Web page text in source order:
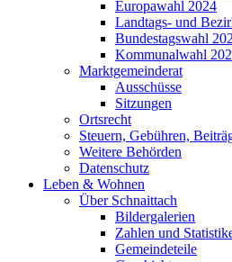
Europawahl 2024
Landtags- und
Bundestagswahl
Kommunalwahl
Marktgemeinderat
Ausschüsse
Sitzungen
Ortsrecht
Steuern, Gebühren,
Weitere Behörden
Datenschutz
Leben & Wohnen
Über Schnaittach
Bildergalerien
Zahlen und
Gemeindeteile